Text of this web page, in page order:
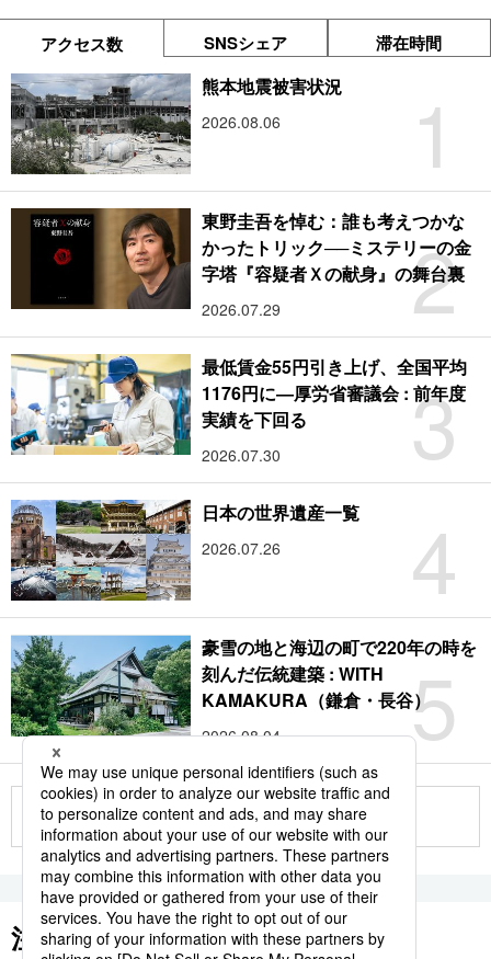
アクセス数 SNSシェア 滞在時間
1
熊本地震被害状況
2026.08.06
2
東野圭吾を悼む：誰も考えつかな
かったトリック──ミステリーの金
字塔『容疑者Ｘの献身』の舞台裏
2026.07.29
3
最低賃金55円引き上げ、全国平均
1176円に―厚労省審議会 : 前年度
実績を下回る
2026.07.30
4
日本の世界遺産一覧
2026.07.26
5
豪雪の地と海辺の町で220年の時を
刻んだ伝統建築 : WITH
KAMAKURA（鎌倉・長谷）
2026.08.04
もっと見る
注目のキーワード